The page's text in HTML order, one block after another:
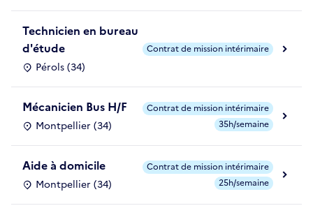
Technicien en bureau
d'étude
Pérols (34)
Contrat de mission intérimaire
Mécanicien Bus H/F
Montpellier (34)
Contrat de mission intérimaire
35h/semaine
Aide à domicile
Montpellier (34)
Contrat de mission intérimaire
25h/semaine